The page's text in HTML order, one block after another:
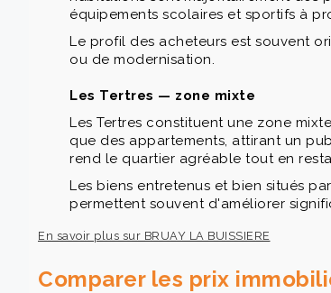
équipements scolaires et sportifs à
Le profil des acheteurs est souvent
ou de modernisation.
Les Tertres — zone mixte
Les Tertres constituent une zone
que des appartements, attirant un
rend le quartier agréable tout en
Les biens entretenus et bien situés
permettent souvent d'améliorer
En savoir plus sur BRUAY LA BUISSIERE
Comparer les prix